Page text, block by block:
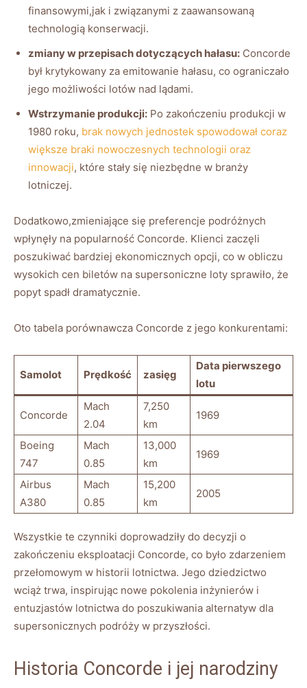
finansowymi,jak i związanymi‍ z ⁢zaawansowaną
technologią konserwacji.
zmiany w przepisach dotyczących hałasu: Concorde⁤
był krytykowany za emitowanie hałasu,‌ co ograniczało
jego możliwości ⁢lotów nad lądami.
Wstrzymanie produkcji: ⁣Po zakończeniu produkcji w
1980 roku, brak nowych jednostek spowodował coraz
większe braki ⁣nowoczesnych ‍technologii oraz
innowacji, które⁣ stały się‍ niezbędne w branży
lotniczej.
Dodatkowo,zmieniające się preferencje⁢ podróżnych
wpłynęły na⁣ popularność ⁤Concorde.⁢ Klienci zaczęli
poszukiwać bardziej⁤ ekonomicznych​ opcji, co w obliczu
‌wysokich ​cen‌ biletów⁣ na supersoniczne loty⁤ sprawiło, że
popyt ‌spadł dramatycznie.
Oto ​tabela ⁢porównawcza Concorde z jego⁤ konkurentami:
Samolot Prędkość zasięg
Data pierwszego
lotu
Concorde
Mach
2.04
7,250​
km
1969
Boeing
747
Mach‌
0.85
13,000
km
1969
Airbus
A380
Mach
‌0.85
15,200
km
2005
Wszystkie te ⁤czynniki ⁢doprowadziły do ‍decyzji ⁢o ​
zakończeniu ​eksploatacji Concorde, co było zdarzeniem
przełomowym​ w‍ historii lotnictwa. Jego ⁣dziedzictwo
wciąż⁢ trwa, inspirując nowe pokolenia inżynierów i
entuzjastów⁢ lotnictwa do poszukiwania alternatyw dla‌
supersonicznych podróży w przyszłości.
Historia‌ Concorde i jej narodziny